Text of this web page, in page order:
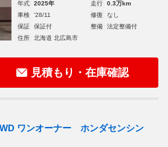
年式 2025年 走行
0.3万km
車検
'28/11 修復
なし
保証
保証付 整備
法定整備付
住所
北海道 北広島市
見積もり・在庫確認
ワンオーナー ホンダセンシン